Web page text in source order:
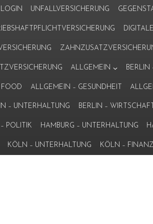
LOGIN UNFALLVERSICHERUNG
ALLGEMEIN BERLIN
ALLGEMEIN – GESUNDHEIT
– UNTERHALTUNG BERLIN – WIRTSCHAFT
POLITIK HAMBURG – UNTERHALTUNG
KÖLN – UNTERHALTUNG KÖLN –